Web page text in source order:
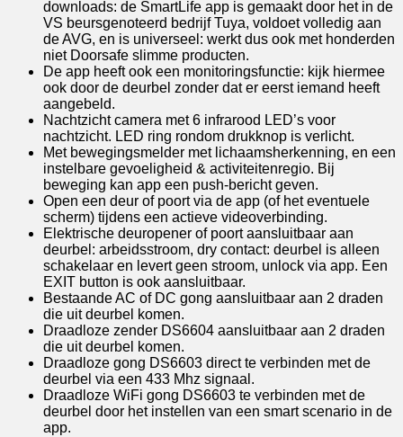
downloads: de SmartLife app is gemaakt door het in de
VS beursgenoteerd bedrijf Tuya, voldoet volledig aan
de AVG, en is universeel: werkt dus ook met honderden
niet Doorsafe slimme producten.
De app heeft ook een monitoringsfunctie: kijk hiermee
ook door de deurbel zonder dat er eerst iemand heeft
aangebeld.
Nachtzicht camera met 6 infrarood LED’s voor
nachtzicht. LED ring rondom drukknop is verlicht.
Met bewegingsmelder met lichaamsherkenning, en een
instelbare gevoeligheid & activiteitenregio. Bij
beweging kan app een push-bericht geven.
Open een deur of poort via de app (of het eventuele
scherm) tijdens een actieve videoverbinding.
Elektrische deuropener of poort aansluitbaar aan
deurbel: arbeidsstroom, dry contact: deurbel is alleen
schakelaar en levert geen stroom, unlock via app. Een
EXIT button is ook aansluitbaar.
Bestaande AC of DC gong aansluitbaar aan 2 draden
die uit deurbel komen.
Draadloze zender DS6604 aansluitbaar aan 2 draden
die uit deurbel komen.
Draadloze gong DS6603 direct te verbinden met de
deurbel via een 433 Mhz signaal.
Draadloze WiFi gong DS6603 te verbinden met de
deurbel door het instellen van een smart scenario in de
app.